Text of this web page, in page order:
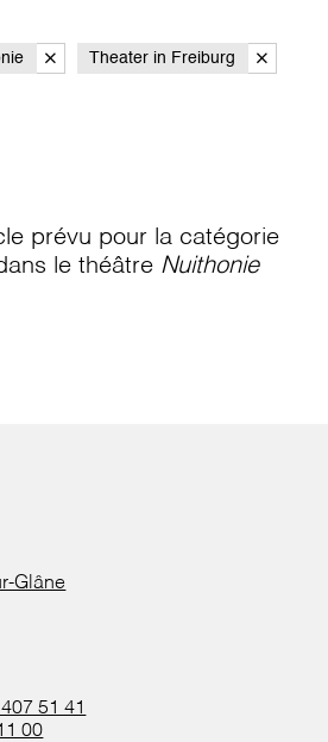
Theater in Freiburg
prévu pour la catégorie
le théâtre Nuithonie
Glâne
51 41
00